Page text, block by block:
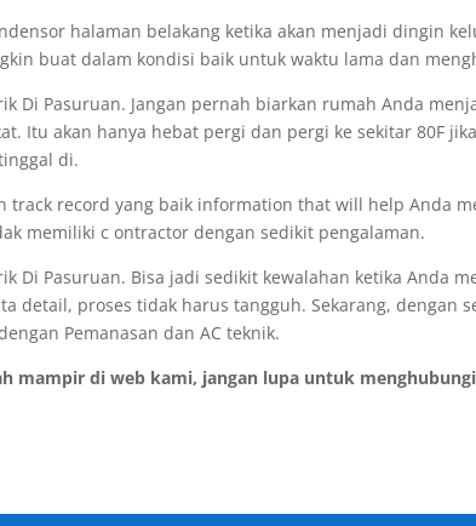
halaman belakang ketika akan menjadi dingin
buat dalam kondisi baik untuk waktu lama dan
Di Pasuruan. Jangan pernah biarkan rumah Anda
Itu akan hanya hebat pergi dan pergi ke sekitar 80F
di.
track record yang baik information that will help Anda
memiliki c ontractor dengan sedikit pengalaman.
Di Pasuruan. Bisa jadi sedikit kewalahan ketika
detail, proses tidak harus tangguh. Sekarang,
Pemanasan dan AC teknik.
mampir di web kami, jangan lupa untuk